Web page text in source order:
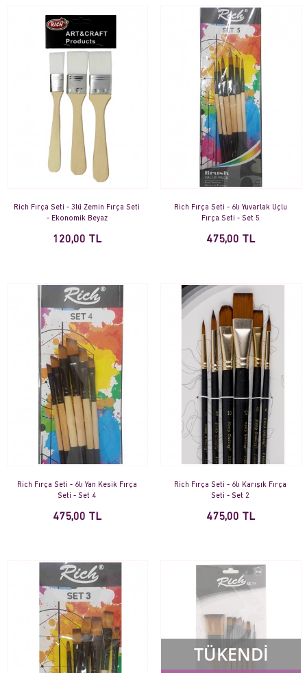
Rich Fırça Seti - 3lü Zemin Fırça Seti
- Ekonomik Beyaz
120,00 TL
Rich Fırça Seti - 6lı Yuvarlak Uçlu
Fırça Seti - Set 5
475,00 TL
Rich Fırça Seti - 6lı Yan Kesik Fırça
Seti - Set 4
475,00 TL
Rich Fırça Seti - 6lı Karışık Fırça
Seti - Set 2
475,00 TL
TÜKENDİ